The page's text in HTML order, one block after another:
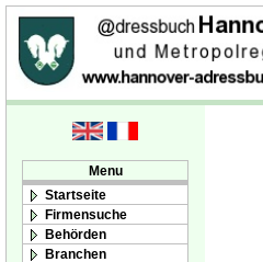
Menu
Startseite
Firmensuche
Behörden
Branchen